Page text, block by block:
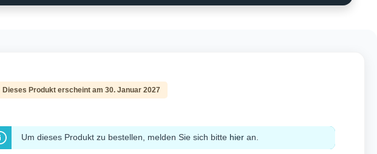
Dieses Produkt erscheint am 30. Januar 2027
Um dieses Produkt zu bestellen, melden Sie sich bitte hier an.